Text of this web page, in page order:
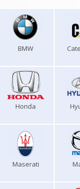
BMW
Honda
Maserati